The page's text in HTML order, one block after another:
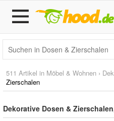
511 Artikel in Möbel & Wohnen ›
Zierschalen
Dekorative Dosen &